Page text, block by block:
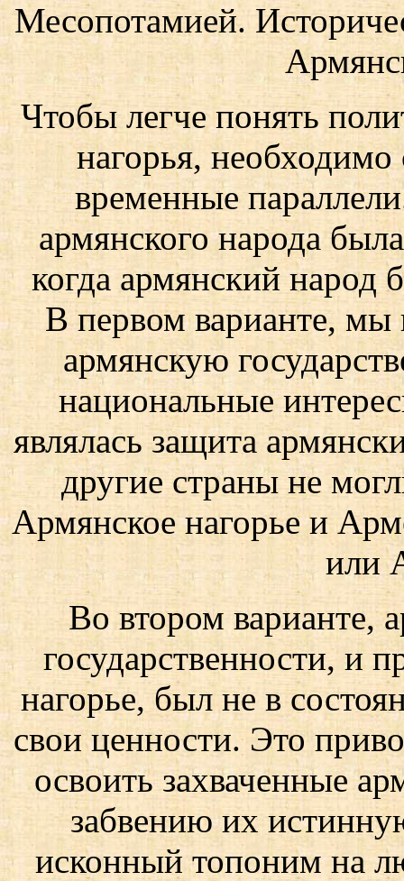
Месопотамией.
Чтобы легче понять
нагорья, необходимо
временные
армянского народа
когда армянский народ
В первом варианте, мы
армянскую
национальные
являлась защита
другие страны не
Армянское нагорье и
или
Во втором варианте,
государственности, и
нагорье, был не в
свои ценности. Это
освоить захваченные
забвению их
исконный топоним на